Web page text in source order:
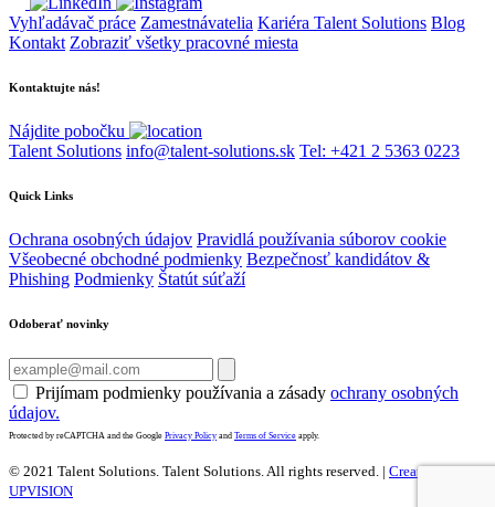
Vyhľadávač práce Zamestnávatelia Kariéra Talent Solutions Blog
Kontakt Zobraziť všetky pracovné miesta
Kontaktujte nás!
Nájdite pobočku
Talent Solutions info@talent-solutions.sk Tel: +421 2 5363 0223
Quick Links
Ochrana osobných údajov Pravidlá používania súborov cookie
Všeobecné obchodné podmienky Bezpečnosť kandidátov &
Phishing Podmienky Štatút súťaží
Odoberať novinky
Prijímam podmienky používania a zásady ochrany osobných
údajov.
Protected by reCAPTCHA and the Google Privacy Policy and Terms of Service apply.
© 2021 Talent Solutions. Talent Solutions. All rights reserved. | Created by
UPVISION